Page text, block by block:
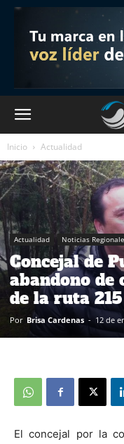
Inicio Actualidad
Actualidad Noticias
Concejal de
abandono de
de la ruta 215
Por Brisa Cardenas - 12 de
El concejal por la